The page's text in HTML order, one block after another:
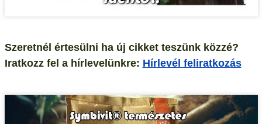
Szeretnél értesülni ha új cikket teszünk közzé?
Iratkozz fel a hírlevelünkre: Hírlevél feliratkozás